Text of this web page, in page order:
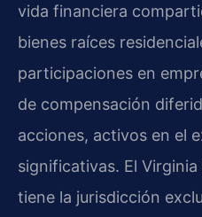
vida financiera
bienes raíces
participaciones en
de compensación
acciones, activos en el
significativas. El
tiene la jurisdicción